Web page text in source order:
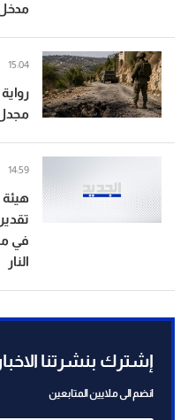
15:04
هيئة
في
النار
14:59
إشترك بنشرتنا
انضم الى ملايين المتابعين